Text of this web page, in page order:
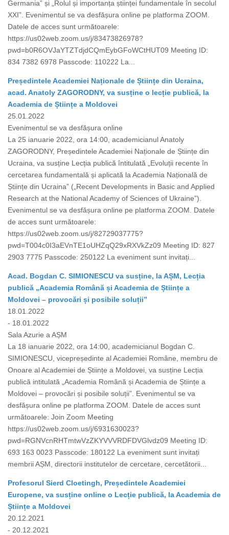
Germania” și „Rolul și importanța științei fundamentale în secolul
XXI”. Evenimentul se va desfășura online pe platforma ZOOM.
Datele de acces sunt următoarele:
https://us02web.zoom.us/j/83473826978?
pwd=b0R6OVJaYTZTdjdCQmEybGFoWCtHUT09 Meeting ID:
834 7382 6978 Passcode: 110222 La...
Președintele Academiei Naționale de Științe din Ucraina,
acad. Anatoly ZAGORODNY, va susține o lecție publică, la
Academia de Științe a Moldovei
25.01.2022
Evenimentul se va desfășura online
La 25 ianuarie 2022, ora 14:00, academicianul Anatoly
ZAGORODNY, Președintele Academiei Naționale de Științe din
Ucraina, va susține Lecția publică întitulată „Evoluții recente în
cercetarea fundamentală și aplicată la Academia Națională de
Științe din Ucraina” („Recent Developments in Basic and Applied
Research at the National Academy of Sciences of Ukraine”).
Evenimentul se va desfășura online pe platforma ZOOM. Datele
de acces sunt următoarele:
https://us02web.zoom.us/j/82729037775?
pwd=T004c0I3aEVnTE1oUHZqQ29xRXVkZz09 Meeting ID: 827
2903 7775 Passcode: 250122 La eveniment sunt invitați...
Acad. Bogdan C. SIMIONESCU va susține, la AȘM, Lecția
publică „Academia Română și Academia de Științe a
Moldovei – provocări și posibile soluții”
18.01.2022
- 18.01.2022
Sala Azurie a AȘM
La 18 ianuarie 2022, ora 14:00, academicianul Bogdan C.
SIMIONESCU, vicepreședinte al Academiei Române, membru de
Onoare al Academiei de Științe a Moldovei, va susține Lecția
publică intitulată „Academia Română și Academia de Științe a
Moldovei – provocări și posibile soluții”. Evenimentul se va
desfășura online pe platforma ZOOM. Datele de acces sunt
următoarele: Join Zoom Meeting
https://us02web.zoom.us/j/6931630023?
pwd=RGNVcnRHTmtwVzZKYVVVRDFDVGlvdz09 Meeting ID:
693 163 0023 Passcode: 180122 La eveniment sunt invitați
membrii AȘM, directorii institutelor de cercetare, cercetătorii...
Profesorul Sierd Cloetingh, Președintele Academiei
Europene, va susține online o Lecție publică, la Academia de
Științe a Moldovei
20.12.2021
- 20.12.2021